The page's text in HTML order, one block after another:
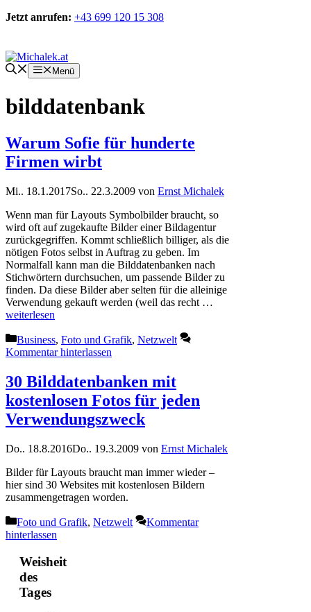
Zum
Jetzt anrufen: +43 699 120 15 308
Menü
bilddatenbank
Warum Sofie für hunderte
Firmen wirbt
Mi.. 18.1.2017So.. 22.3.2009 von Ernst Michalek
Wenn man für Layouts Symbolbilder braucht, so
wird oft auf zugekaufte Bilder einer Bildagentur
zurückgegriffen. Kommt schließlich billiger, als die
nötigen Fotos selbst in Auftrag zu geben. Im
Normalfall kann man die Bilddatenbanken nach
Stichwörtern durchsuchen, um passende Bilder zu
finden. Da diese Bilder aber selten für die alleinige
Verwendung gekauft werden (weil das recht …
weiterlesen
Kategorien
Business, Foto und Grafik, Netzwelt
Kommentar hinterlassen
30 Bilddatenbanken mit
kostenlosen Fotos für jeden
Verwendungszweck
Do.. 18.8.2016Do.. 19.3.2009 von Ernst Michalek
Bilder für Layouts braucht man immer wieder –
hier sind 30 Websites mit kostenlosen Bildern
zusammengetragen worden.
Kategorien
Foto und Grafik, Netzwelt
Kommentar
hinterlassen
Weisheit
des
Tages